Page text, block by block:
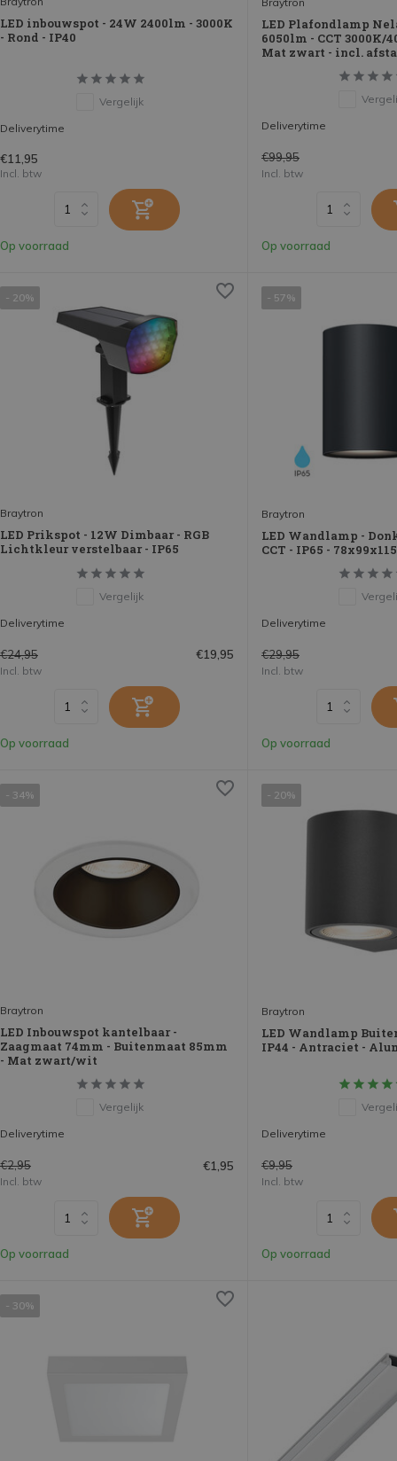
LED inbouwspot - 24W 2400lm - 3000K
- Rond - IP40
Vergelijk
Deliverytime
€11,95
Incl. btw
Op voorraad
LED Plafondlamp
6050lm - CCT 3000K/
Mat zwart - incl.
Deliverytime
€99,95
Incl. btw
Op voorraad
- 20%
Braytron
LED Prikspot - 12W Dimbaar - RGB
Lichtkleur verstelbaar - IP65
Vergelijk
Deliverytime
€24,95 €19,95
Incl. btw
Op voorraad
- 57%
Braytron
LED Wandlamp -
CCT - IP65 -
Deliverytime
€29,95
Incl. btw
Op voorraad
- 34%
Braytron
LED Inbouwspot kantelbaar -
Zaagmaat 74mm - Buitenmaat 85mm
- Mat zwart/wit
Vergelijk
Deliverytime
€2,95 €1,95
Incl. btw
Op voorraad
- 20%
Braytron
LED Wandlamp
IP44 - Antraciet -
Deliverytime
€9,95
Incl. btw
Op voorraad
- 30%